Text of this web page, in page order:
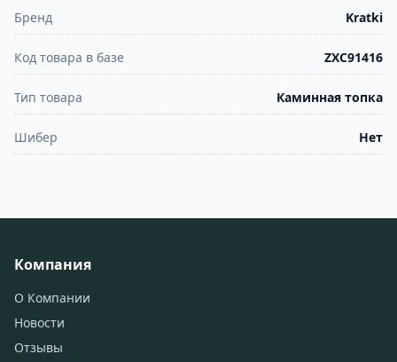
Бренд Kratki
Код товара в базе ZXC91416
Тип товара Каминная топка
Шибер Нет
Компания
О Компании
Новости
Отзывы